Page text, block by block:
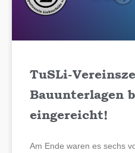
TuSLi-
Bauunterlagen
eingereicht!
Am Ende waren es sechs